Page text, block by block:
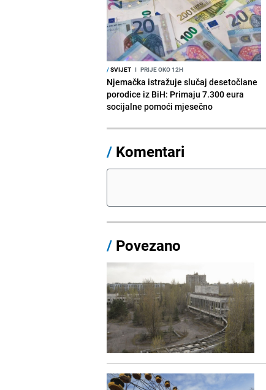
/SVIJET I PRIJE OKO 12H
Njemačka istražuje slučaj desetočlane
porodice iz BiH: Primaju 7.300 eura
socijalne pomoći mjesečno
/ Komentari
/ Povezano